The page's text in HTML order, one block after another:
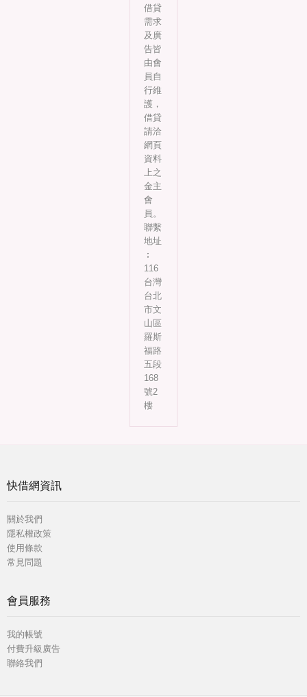
借貸
需求
及廣
告皆
由會
員自
行維
護，
借貸
請洽
網頁
資料
上之
金主
會
員。
聯繫
地址
︰
116
台灣
台北
市文
山區
羅斯
福路
五段
168
號2
樓
快借網資訊
關於我們
隱私權政策
使用條款
常見問題
會員服務
我的帳號
付費升級廣告
聯絡我們